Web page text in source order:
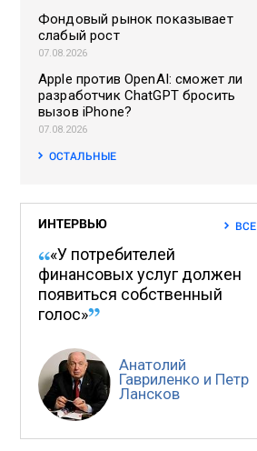
Фондовый рынок показывает
слабый рост
07.08.2026
Apple против OpenAI: сможет ли
разработчик ChatGPT бросить
вызов iPhone?
07.08.2026
ОСТАЛЬНЫЕ
ИНТЕРВЬЮ ВСЕ
«У потребителей
финансовых услуг должен
появиться собственный
голос»
Анатолий
Гавриленко и Петр
Лансков